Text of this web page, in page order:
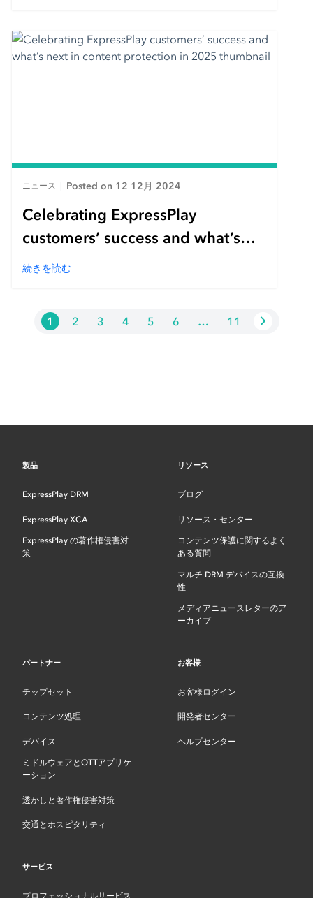
ニュース Posted on 12 12月 2024
Celebrating ExpressPlay
customers’ success and what’s
next in content protection in 2025
続きを読む
1 2 3 4 5 6 … 11
製品
ExpressPlay DRM
ExpressPlay XCA
ExpressPlay の著作権侵害対
策
リソース
ブログ
リソース・センター
コンテンツ保護に関するよく
ある質問
マルチ DRM デバイスの互換
性
メディアニュースレターのア
ーカイブ
パートナー
チップセット
コンテンツ処理
デバイス
ミドルウェアとOTTアプリケ
ーション
透かしと著作権侵害対策
交通とホスピタリティ
お客様
お客様ログイン
開発者センター
ヘルプセンター
サービス
プロフェッショナルサービス